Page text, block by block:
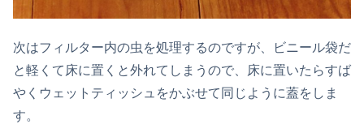
次はフィルター内の虫を処理するのですが、ビニール袋だ
と軽くて床に置くと外れてしまうので、床に置いたらすば
やくウェットティッシュをかぶせて同じように蓋をしま
す。